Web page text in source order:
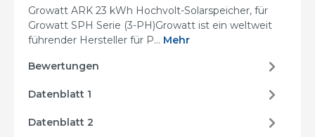
Growatt ARK 23 kWh Hochvolt-Solarspeicher, für
Growatt SPH Serie (3-PH)Growatt ist ein weltweit
führender Hersteller für P… Mehr
Bewertungen
Datenblatt 1
Datenblatt 2